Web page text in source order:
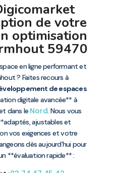
de votre
optimisation
59470
en ligne performant et
? Faites recours à
de espaces
digitale avancée** à
dans le Nord. Nous vous
ajustables et
vos exigences et votre
dès aujourd’hui pour
**évaluation rapide** :